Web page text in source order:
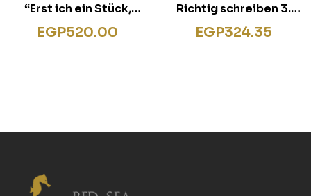
“Erst ich ein Stück,
dann du –
Sachgeschichten &
EGP520.00
Richtig schreiben 3.
Klasse
EGP324.35